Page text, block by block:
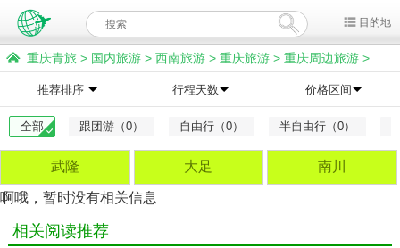
目的地
重庆青旅 > 国内旅游 > 西南旅游 > 重庆旅游 > 重庆周边旅游 >
梁平旅游
推荐排序 行程天数 价格区间
全部 跟团游（0） 自由行（0） 半自由行（0）
武隆 大足 南川
啊哦，暂时没有相关信息
相关阅读推荐